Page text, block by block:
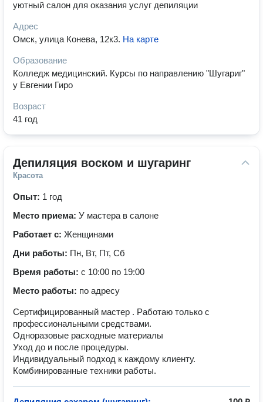
уютный салон для оказания услуг депиляции
Адрес
Омск, улица Конева, 12к3. На карте
Образование
Колледж медицинский. Курсы по направлению "Шугариг"
у Евгении Гиро
Возраст
41 год
Депиляция воском и шугаринг
Красота
Опыт: 1 год
Место приема: У мастера в салоне
Работает с: Женщинами
Дни работы: Пн, Вт, Пт, Сб
Время работы: с 10:00 по 19:00
Место работы: по адресу
Сертифицированный мастер . Работаю только с
профессиональными средствами.
Одноразовые расходные материалы
Уход до и после процедуры.
Индивидуальный подход к каждому клиенту.
Комбинированные техники работы.